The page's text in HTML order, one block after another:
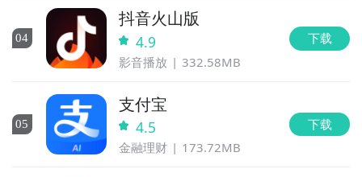
04
抖音火山版
4.9
影音播放 332.58MB
下载
05
支付宝
4.5
金融理财 173.72MB
下载